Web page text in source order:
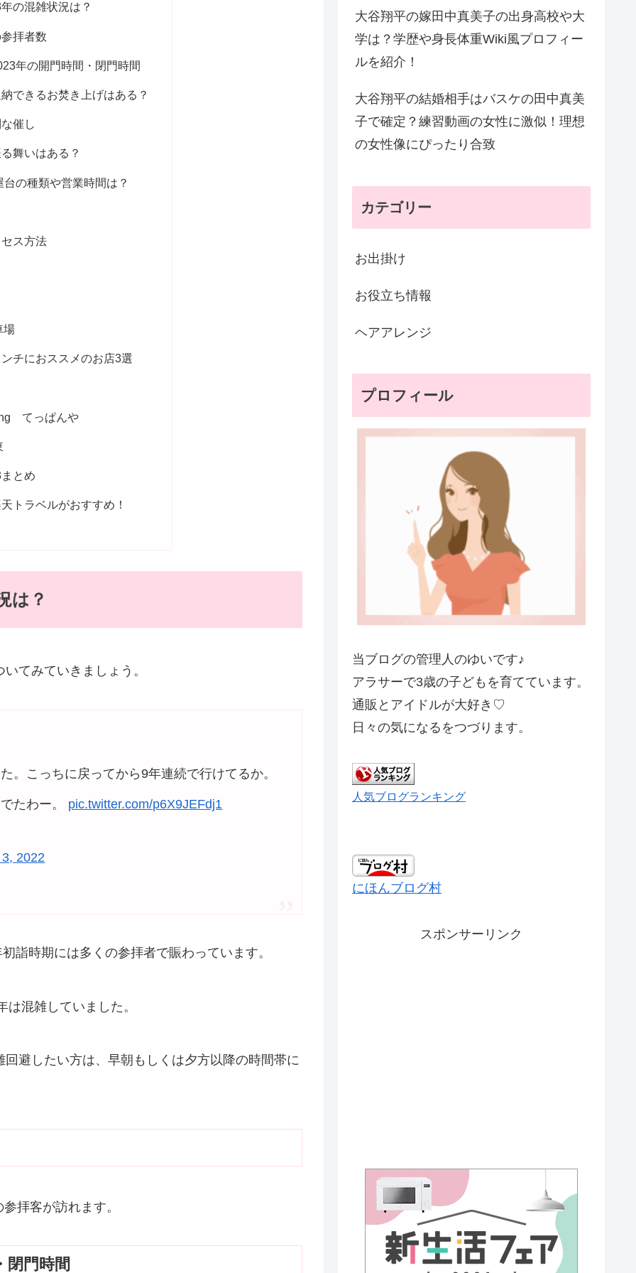
の混雑状況は？
拝者数
年の開門時間・閉門時間
できるお焚き上げはある？
催し
舞いはある？
の種類や営業時間は？
ス方法
場
チにおススメのお店3選
てっぱんや
とめ
トラベルがおすすめ！
は？
てみていきましょう。
。こっちに戻ってから9年連続で行けてるか。
たわー。 pic.twitter.com/p6X9JEFdj1
2022
詣時期には多くの参拝者で賑わっています。
混雑していました。
避したい方は、早朝もしくは夕方以降の時間帯に
拝客が訪れます。
閉門時間
大谷翔平の嫁田中真美子の出身高校や大
学は？学歴や身長体重Wiki風プロフィー
ルを紹介！
大谷翔平の結婚相手はバスケの田中真美
子で確定？練習動画の女性に激似！理想
の女性像にぴったり合致
カテゴリー
お出掛け
お役立ち情報
ヘアアレンジ
プロフィール
当ブログの管理人のゆいです♪
アラサーで3歳の子どもを育てています。
通販とアイドルが大好き♡
日々の気になるをつづります。
人気ブログランキング
にほんブログ村
スポンサーリンク